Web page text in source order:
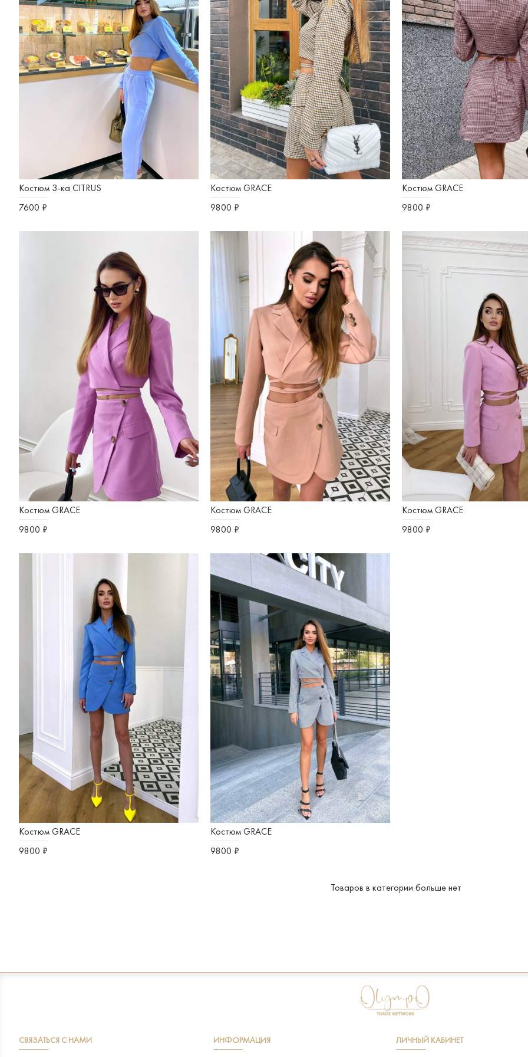
Костюм 3-ка CITRUS
7600 ₽
Костюм GRACE
9800 ₽
Костюм GRACE
9800 ₽
Костюм GRACE
9800 ₽
Костюм GRACE
9800 ₽
Костюм GRACE
9800 ₽
Костюм GRACE
9800 ₽
Костюм GRACE
9800 ₽
Товаров в категории больше нет
СВЯЗАТЬСЯ С НАМИ ИНФОРМАЦИЯ ЛИЧНЫЙ КАБИНЕТ